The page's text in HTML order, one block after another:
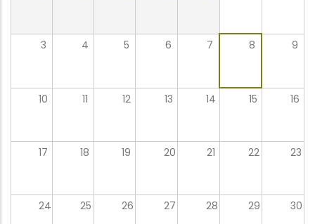
3 4 5 6 7 8 9
10 11 12 13 14 15 16
17 18 19 20 21 22 23
24 25 26 27 28 29 30